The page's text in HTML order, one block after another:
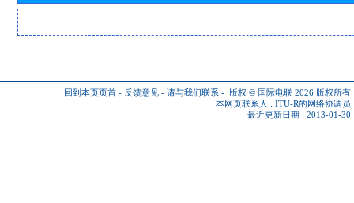
回到本页页首 - 反馈意见 - 请与我们联系 - 版权 © 国际电联 2026 版权所有
本网页联系人 : ITU-R的网络协调员
最近更新日期 : 2013-01-30